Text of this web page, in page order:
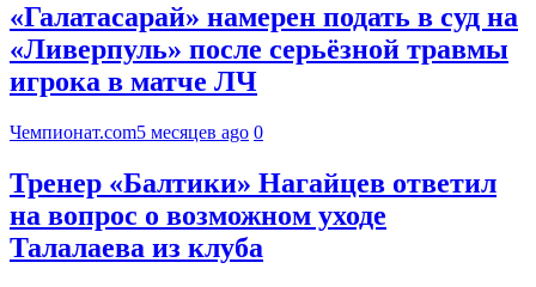
«Галатасарай» намерен подать в суд на
«Ливерпуль» после серьёзной травмы
игрока в матче ЛЧ
Чемпионат.com5 месяцев ago 0
Тренер «Балтики» Нагайцев ответил
на вопрос о возможном уходе
Талалаева из клуба